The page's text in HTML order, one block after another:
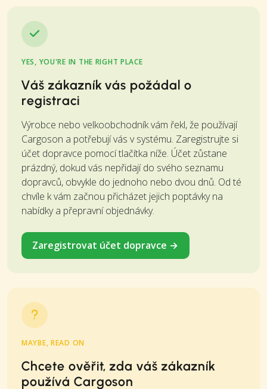
YES, YOU'RE IN THE RIGHT PLACE
Váš zákazník vás požádal o
registraci
Výrobce nebo velkoobchodník vám řekl, že používají
Cargoson a potřebují vás v systému. Zaregistrujte si
účet dopravce pomocí tlačítka níže. Účet zůstane
prázdný, dokud vás nepřidají do svého seznamu
dopravců, obvykle do jednoho nebo dvou dnů. Od té
chvíle k vám začnou přicházet jejich poptávky na
nabídky a přepravní objednávky.
Zaregistrovat účet dopravce →
MAYBE, READ ON
Chcete ověřit, zda váš zákazník
používá Cargoson